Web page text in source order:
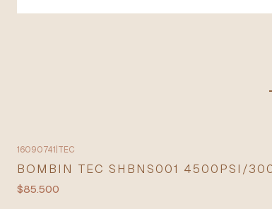
16090741 TEC
BOMBIN TEC SHBNS001 4500PSI/
$85.500